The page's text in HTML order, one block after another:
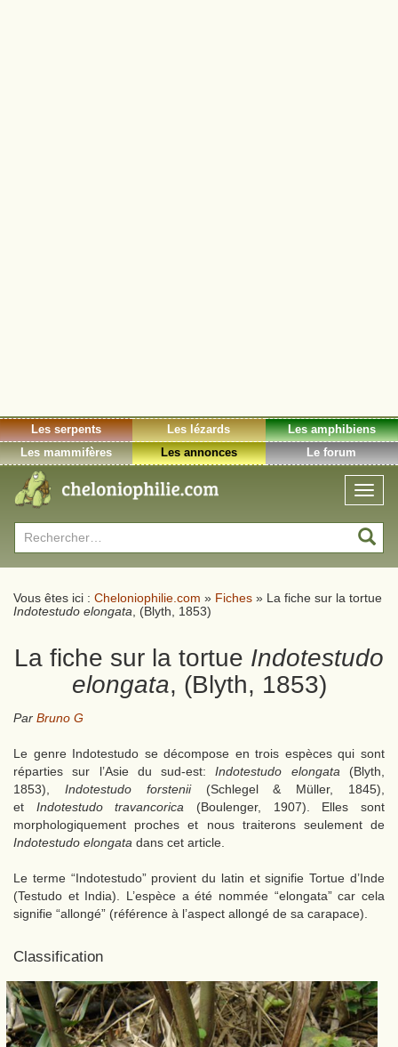
Les serpents Les lézards
Les amphibiens
Les mammifères
Les annonces Le forum
Rechercher :
Vous êtes ici : Cheloniophilie.com » Fiches » La fiche sur la tortue
Indotestudo elongata , (Blyth, 1853)
La fiche sur la tortue Indotestudo
elongata, (Blyth, 1853)
Par Bruno G
Le genre Indotestudo se décompose en trois espèces qui sont
réparties sur l’Asie du sud-est:Indotestudo elongata (Blyth,
1853), Indotestudo forstenii(Schlegel & Müller, 1845),
et Indotestudo travancorica (Boulenger, 1907). Elles sont
morphologiquement proches et nous traiterons seulement de
Indotestudo elongata dans cet article.
Le terme “Indotestudo” provient du latin et signifie Tortue d’Inde
(Testudo et India). L’espèce a été nommée “elongata” car cela
signifie “allongé” (référence à l’aspect allongé de sa carapace).
Classification